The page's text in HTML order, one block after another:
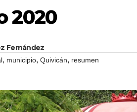
2020
Fernández
, municipio, Quivicán, resumen